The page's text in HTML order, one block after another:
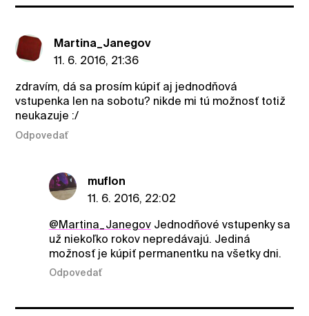
Martina_Janegov
11. 6. 2016, 21:36
zdravím, dá sa prosím kúpiť aj jednodňová
vstupenka len na sobotu? nikde mi tú možnosť totiž
neukazuje :/
Odpovedať
muflon
11. 6. 2016, 22:02
@Martina_JanegovJednodňové vstupenky sa
už niekoľko rokov nepredávajú. Jediná
možnosť je kúpiť permanentku na všetky dni.
Odpovedať